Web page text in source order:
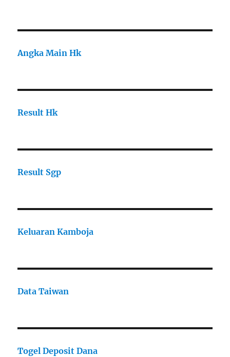
Angka Main Hk
Result Hk
Result Sgp
Keluaran Kamboja
Data Taiwan
Togel Deposit Dana